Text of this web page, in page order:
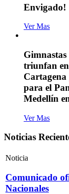
Envigado!
Ver Mas
triunfan
Cartagena
para el
Medellín
Ver Mas
Noticias
Noticia
Comunicado
Nacionales